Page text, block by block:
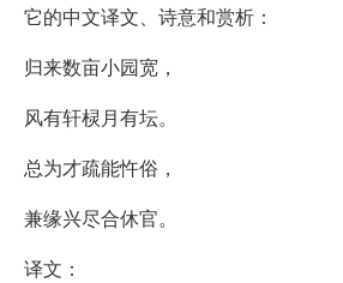
它的中文译文、诗意和赏析：
归来数亩小园宽，
风有轩棂月有坛。
总为才疏能忤俗，
兼缘兴尽合休官。
译文：